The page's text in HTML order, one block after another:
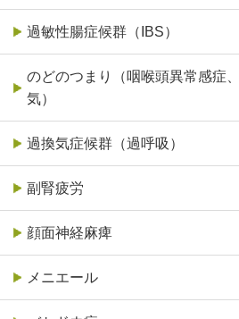
過敏性腸症候群（IBS）
のどのつまり（咽喉頭異常感症
気）
過換気症候群（過呼吸）
副腎疲労
顔面神経麻痺
メニエール